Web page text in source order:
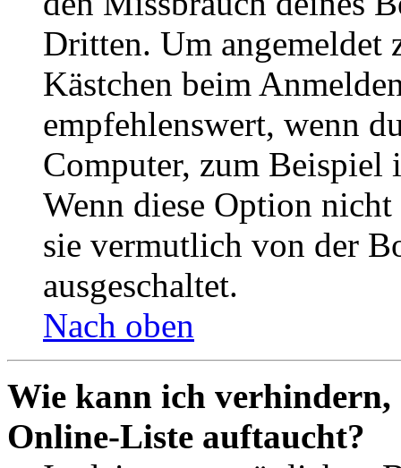
Dritten. Um angemeldet
Kästchen beim
empfehlenswert, wenn
Computer, zum Beispiel
Wenn diese Option
sie vermutlich von der
ausgeschaltet.
Nach oben
Wie kann ich verhindern,
Online-Liste auftaucht?